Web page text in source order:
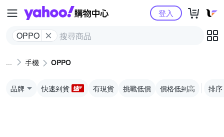
Yahoo購物中心
OPPO
登入
手機 OPPO
品牌 快速到貨 有現貨 挑戰低價 價格低到高 排序